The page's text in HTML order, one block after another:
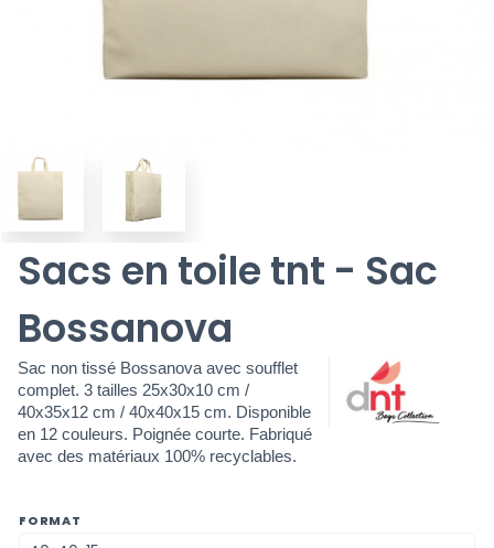
Sacs en toile tnt - Sac
Bossanova
Sac non tissé Bossanova avec soufflet
complet. 3 tailles 25x30x10 cm /
40x35x12 cm / 40x40x15 cm. Disponible
en 12 couleurs. Poignée courte. Fabriqué
avec des matériaux 100% recyclables.
FORMAT